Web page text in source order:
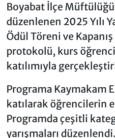
Boyabat İlçe
düzenlenen 2025 Yılı
Ödül Töreni ve
protokolü, kurs
katılımıyla
Programa Kaymakam
katılarak öğrencilerin
Programda çeşitli
yarışmaları